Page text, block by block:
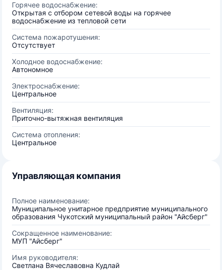
Горячее водоснабжение:
Открытая с отбором сетевой воды на горячее
водоснабжение из тепловой сети
Система пожаротушения:
Отсутствует
Холодное водоснабжение:
Автономное
Электроснабжение:
Центральное
Вентиляция:
Приточно-вытяжная вентиляция
Система отопления:
Центральное
Управляющая компания
Полное наименование:
Муниципальное унитарное предприятие муниципального
образования Чукотский муниципальный район "Айсберг"
Сокращенное наименование:
МУП "Айсберг"
Имя руководителя:
Светлана Вячеславовна Кудлай